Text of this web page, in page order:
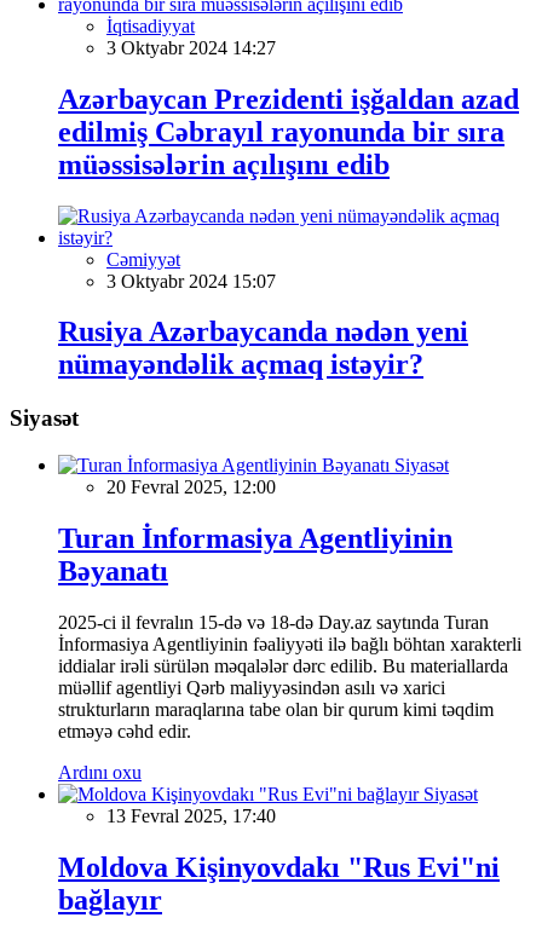
İqtisadiyyat
3 Oktyabr 2024 14:27
Azərbaycan Prezidenti işğaldan azad
edilmiş Cəbrayıl rayonunda bir sıra
müəssisələrin açılışını edib
Cəmiyyət
3 Oktyabr 2024 15:07
Rusiya Azərbaycanda nədən yeni
nümayəndəlik açmaq istəyir?
Siyasət
Siyasət
20 Fevral 2025, 12:00
Turan İnformasiya Agentliyinin
Bəyanatı
2025-ci il fevralın 15-də və 18-də Day.az saytında Turan
İnformasiya Agentliyinin fəaliyyəti ilə bağlı böhtan xarakterli
iddialar irəli sürülən məqalələr dərc edilib. Bu materiallarda
müəllif agentliyi Qərb maliyyəsindən asılı və xarici
strukturların maraqlarına tabe olan bir qurum kimi təqdim
etməyə cəhd edir.
Ardını oxu
Siyasət
13 Fevral 2025, 17:40
Moldova Kişinyovdakı "Rus Evi"ni
bağlayır